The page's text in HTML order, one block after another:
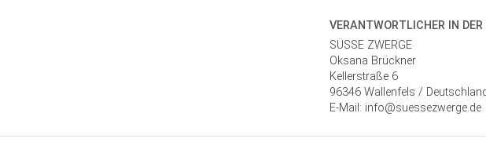
VERANTWORT­LICHER IN DER
SÜSSE ZWERGE
Oksana Brückner
Kellerstraße 6
96346 Wallenfels /
E-Mail: info@suessezwerge.de